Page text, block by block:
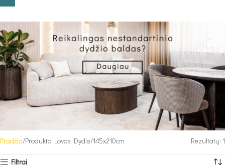
Pradžia Produkto Lovos Dydis 145x210cm Rezultatų: 1
Filtrai